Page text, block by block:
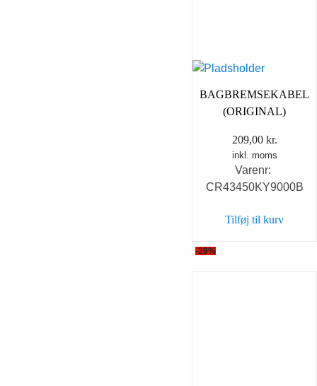
BAGBREMSEKABEL
(ORIGINAL)
209,00 kr.
inkl. moms
Varenr:
CR43450KY9000B
Tilføj til kurv
-29%